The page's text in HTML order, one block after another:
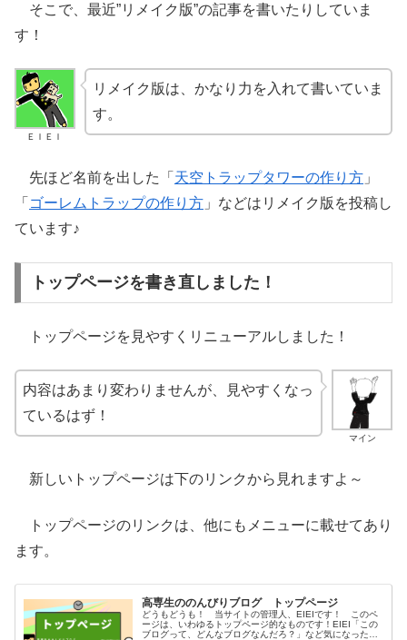
そこで、最近”リメイク版”の記事を書いたりしていま
す！
ＥＩＥＩ
リメイク版は、かなり力を入れて書いていま
す。
先ほど名前を出した「 天空トラップタワーの作り方 」
「 ゴーレムトラップの作り方 」などはリメイク版を投稿し
ています♪
トップページを書き直しました！
トップページを見やすくリニューアルしました！
マイン
内容はあまり変わりませんが、見やすくなっ
ているはず！
新しいトップページは下のリンクから見れますよ～
トップページのリンクは、他にもメニューに載せてあり
ます。
高専生ののんびりブログ トップページ
どうもどうも！ 当サイトの管理人、EIEIです！ このペ
ージは、いわゆるトップページ的なものです！EIEI「この
ブログって、どんなブログなんだろ？」など気になった